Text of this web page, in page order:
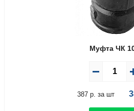
Муфта ЧК
387 р. за шт